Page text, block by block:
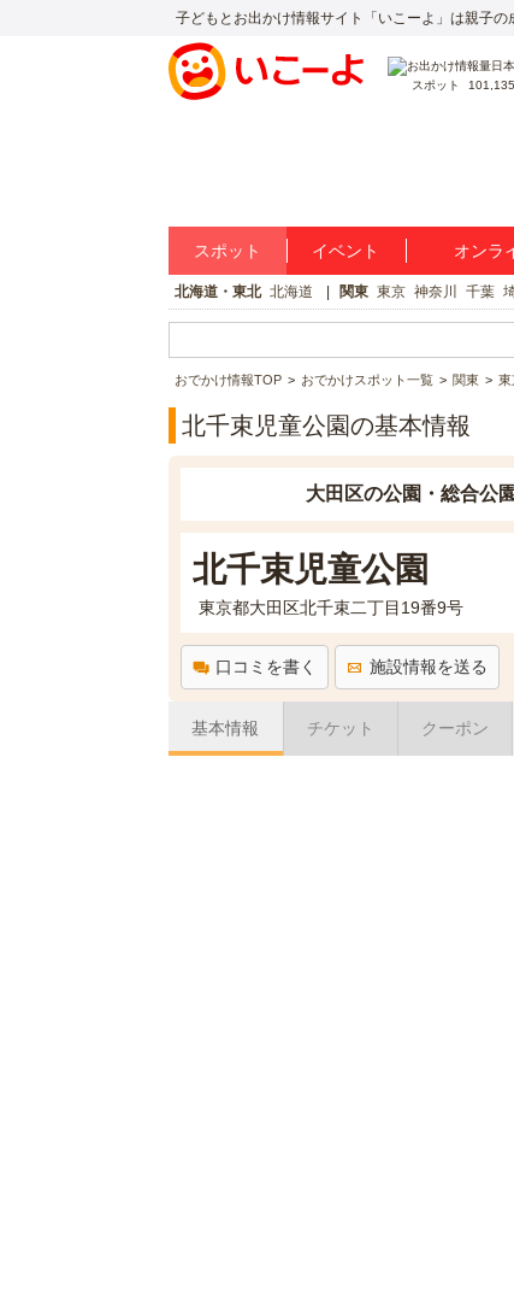
子どもとお出かけ情報サイト「いこーよ」は親子の
スポット
スポット イベント オンラ
北海道・東北 北海道 関東 東京 神奈川 千葉
おでかけ情報TOP おでかけスポット一覧 関東 東
北千束児童公園の基本情報
大田区の公園・総合公
北千束児童公園
東京都大田区北千束二丁目19番9号
口コミを書く 施設情報を送る
基本情報 チケット クーポン